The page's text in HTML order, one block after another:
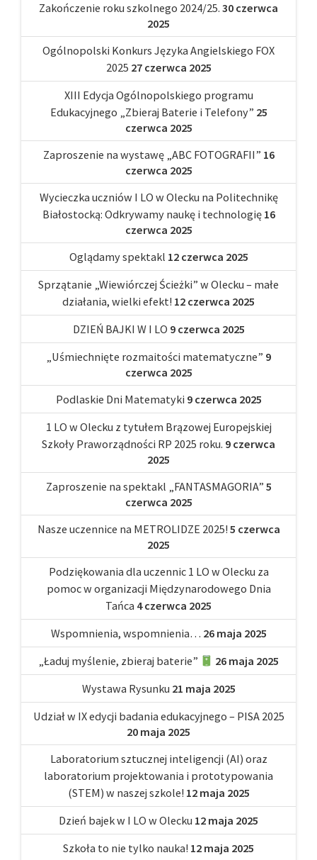
Zakończenie roku szkolnego 2024/25. 30 czerwca
2025
Ogólnopolski Konkurs Języka Angielskiego FOX
2025 27 czerwca 2025
XIII Edycja Ogólnopolskiego programu
Edukacyjnego „Zbieraj Baterie i Telefony” 25
czerwca 2025
Zaproszenie na wystawę „ABC FOTOGRAFII” 16
czerwca 2025
Wycieczka uczniów I LO w Olecku na Politechnikę
Białostocką: Odkrywamy naukę i technologię 16
czerwca 2025
Oglądamy spektakl 12 czerwca 2025
Sprzątanie „Wiewiórczej Ścieżki” w Olecku – małe
działania, wielki efekt! 12 czerwca 2025
DZIEŃ BAJKI W I LO 9 czerwca 2025
„Uśmiechnięte rozmaitości matematyczne” 9
czerwca 2025
Podlaskie Dni Matematyki 9 czerwca 2025
1 LO w Olecku z tytułem Brązowej Europejskiej
Szkoły Praworządności RP 2025 roku. 9 czerwca
2025
Zaproszenie na spektakl „FANTASMAGORIA” 5
czerwca 2025
Nasze uczennice na METROLIDZE 2025! 5 czerwca
2025
Podziękowania dla uczennic 1 LO w Olecku za
pomoc w organizacji Międzynarodowego Dnia
Tańca 4 czerwca 2025
Wspomnienia, wspomnienia… 26 maja 2025
„Ładuj myślenie, zbieraj baterie”
26 maja 2025
Wystawa Rysunku 21 maja 2025
Udział w IX edycji badania edukacyjnego – PISA 2025
20 maja 2025
Laboratorium sztucznej inteligencji (AI) oraz
laboratorium projektowania i prototypowania
(STEM) w naszej szkole! 12 maja 2025
Dzień bajek w I LO w Olecku 12 maja 2025
Szkoła to nie tylko nauka! 12 maja 2025